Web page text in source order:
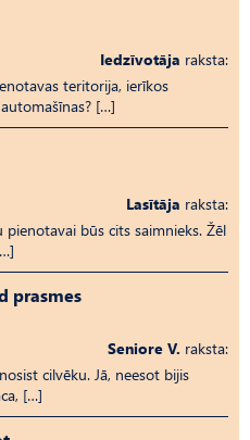
Iedzīvotāja raksta:
teritorija, ierīkos
[…]
Lasītāja raksta:
pienotavai būs cits saimnieks. Žēl
prasmes
Seniore V. raksta:
cilvēku. Jā, neesot bijis
[…]